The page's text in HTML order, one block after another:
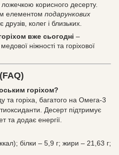
корисного десерту.
елементом подарункових
колег і близьких.
вже сьогодні –
ніжності та горіхової
горіхом?
та горіха, багатого на Омега-3
Десерт підтримує
та додає енергії.
білки – 5,9 г; жири – 21,63 г;